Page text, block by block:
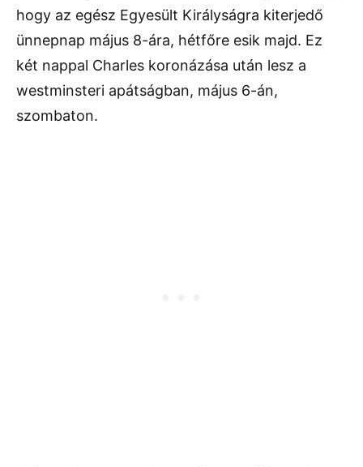
hogy az egész Egyesült Királyságra kiterjedő
ünnepnap május 8-ára, hétfőre esik majd. Ez
két nappal Charles koronázása után lesz a
westminsteri apátságban, május 6-án,
szombaton.